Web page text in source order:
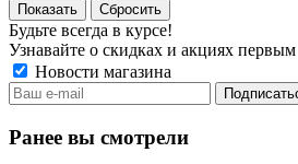
Сбросить
Будьте всегда в курсе!
Узнавайте о скидках и акциях первым
Новости магазина
Ранее вы смотрели